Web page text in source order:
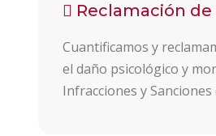
Reclamación
Cuantificamos y
el daño psicológico y
Infracciones y Sanciones